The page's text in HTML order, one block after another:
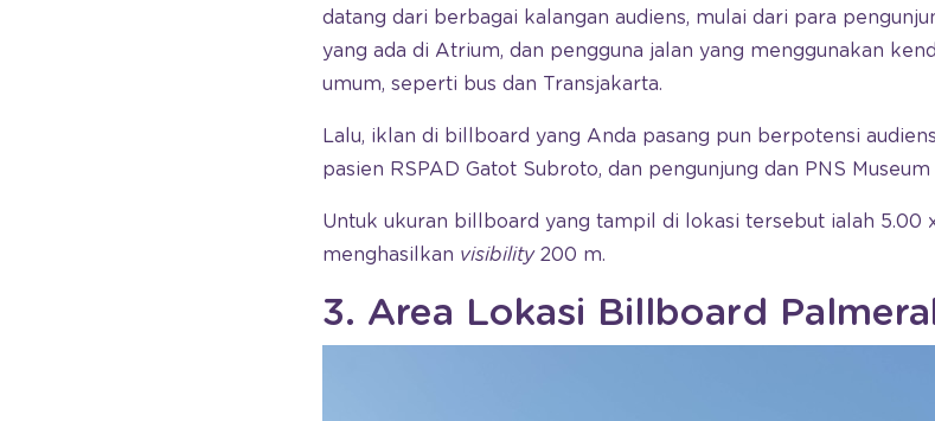
datang dari berbagai kalangan audiens, mulai dari para
yang ada di Atrium, dan pengguna jalan yang menggunakan
umum, seperti bus dan Transjakarta.
Lalu, iklan di billboard yang Anda pasang pun berpotensi
pasien RSPAD Gatot Subroto, dan pengunjung dan PNS
Untuk ukuran billboard yang tampil di lokasi tersebut ialah 5.00
menghasilkan visibility200 m.
3. Area Lokasi Billboard